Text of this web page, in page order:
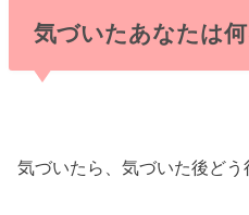
気づいたあなたは
気づいたら、気づいた後どう